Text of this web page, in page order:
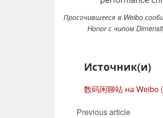
Просочившееся в Weibo
Honor с чипом
Источник(и)
数码闲聊站 на Weibo
Previous article